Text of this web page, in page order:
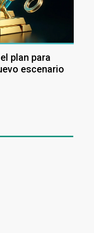
plan para
escenario